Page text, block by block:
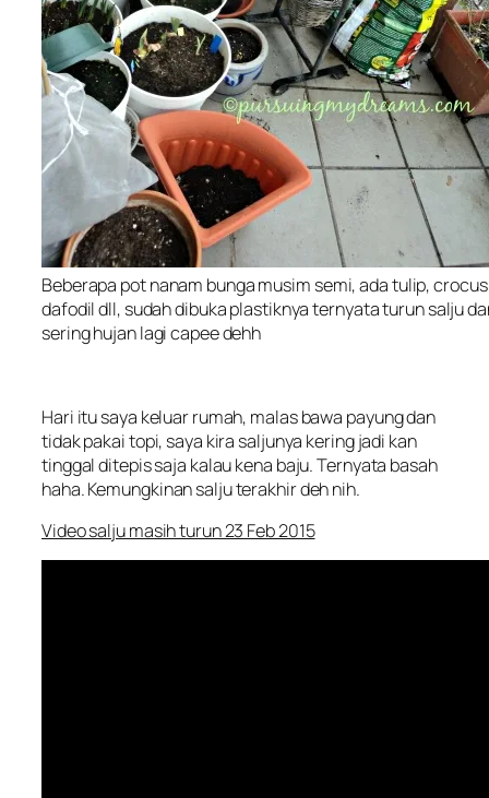
Beberapa pot nanam bunga musim semi, ada tulip,
dafodil dll, sudah dibuka plastiknya ternyata turun salju
sering hujan lagi capee dehh
Hari itu saya keluar rumah, malas bawa payung dan
tidak pakai topi, saya kira saljunya kering jadi kan
tinggal ditepis saja kalau kena baju. Ternyata basah
haha. Kemungkinan salju terakhir deh nih.
Video salju masih turun 23 Feb 2015